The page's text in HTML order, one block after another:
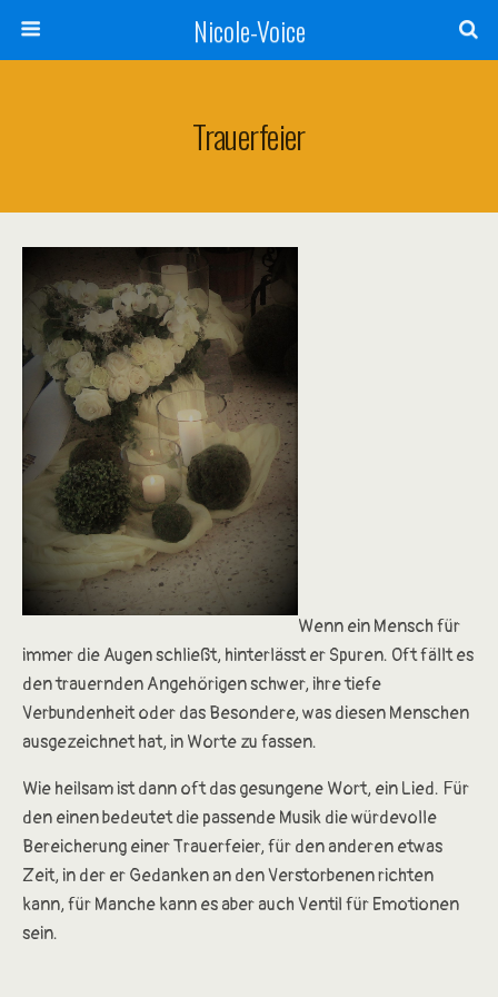
Nicole-Voice
Trauerfeier
Wenn ein Mensch für
immer die Augen schließt, hinterlässt er Spuren. Oft fällt es
den trauernden Angehörigen schwer, ihre tiefe
Verbundenheit oder das Besondere, was diesen Menschen
ausgezeichnet hat, in Worte zu fassen.
Wie heilsam ist dann oft das gesungene Wort, ein Lied. Für
den einen bedeutet die passende Musik die würdevolle
Bereicherung einer Trauerfeier, für den anderen etwas
Zeit, in der er Gedanken an den Verstorbenen richten
kann, für Manche kann es aber auch Ventil für Emotionen
sein.